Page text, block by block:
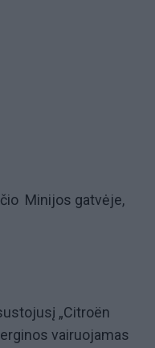
Minijos gatvėje,
„Citroën
vairuojamas